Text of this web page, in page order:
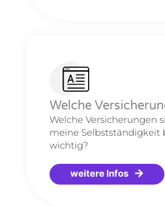
Welche
Welche Versicherungen
meine Selbstständigkeit
wichtig?
weitere Infos